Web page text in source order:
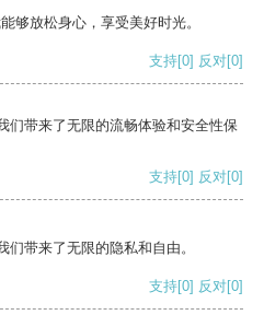
够放松身心，享受美好时光。
支持[0] 反对[0]
们带来了无限的流畅体验和安全性保
支持[0] 反对[0]
带来了无限的隐私和自由。
支持[0] 反对[0]